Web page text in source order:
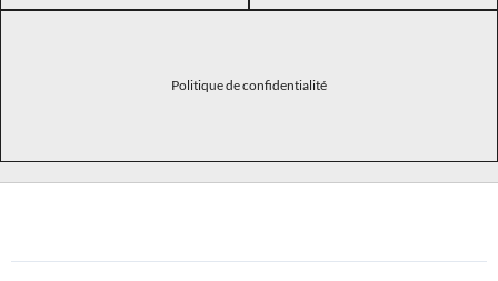
Politique de confidentialité